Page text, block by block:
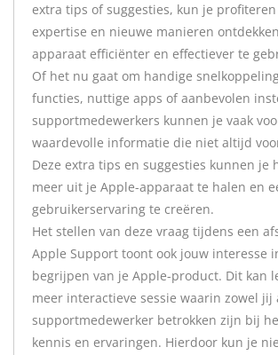
extra tips of suggesties, kun je
expertise en nieuwe manieren
apparaat efficiënter en effectiever te
Of het nu gaat om handige
functies, nuttige apps of aanbevolen
supportmedewerkers kunnen je vaak
waardevolle informatie die niet altijd
Deze extra tips en suggesties kunnen je
meer uit je Apple-apparaat te halen en
gebruikerservaring te creëren.
Het stellen van deze vraag tijdens een
Apple Support toont ook jouw interesse
begrijpen van je Apple-product. Dit kan
meer interactieve sessie waarin zowel jij
supportmedewerker betrokken zijn bij
kennis en ervaringen. Hierdoor kun je